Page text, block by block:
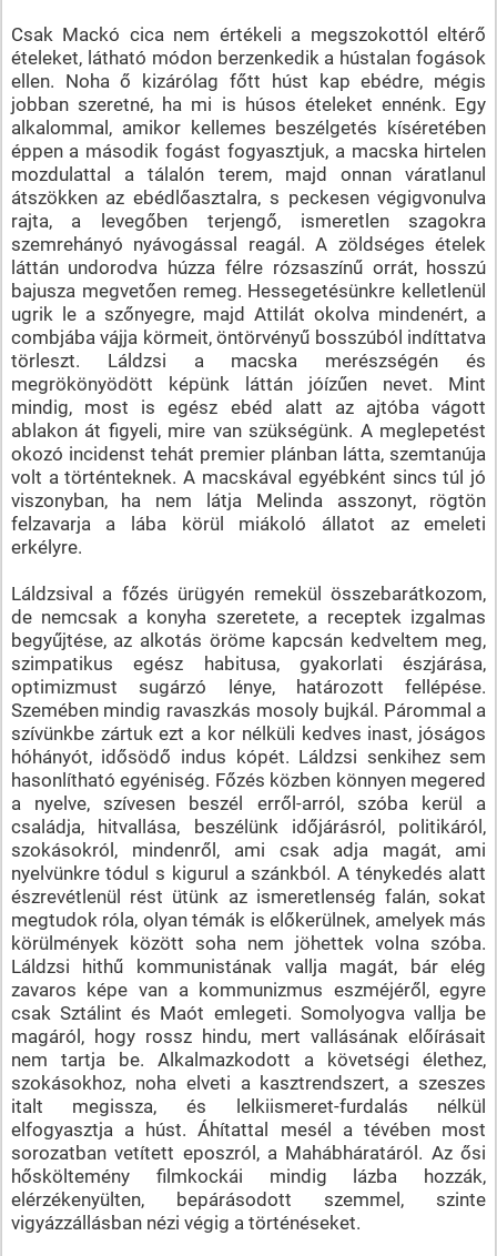
Csak Mackó cica nem értékeli a megszokottól eltérő
ételeket, látható módon berzenkedik a hústalan fogások
ellen. Noha ő kizárólag főtt húst kap ebédre, mégis
jobban szeretné, ha mi is húsos ételeket ennénk. Egy
alkalommal, amikor kellemes beszélgetés kíséretében
éppen a második fogást fogyasztjuk, a macska hirtelen
mozdulattal a tálalón terem, majd onnan váratlanul
átszökken az ebédlőasztalra, s peckesen végigvonulva
rajta, a levegőben terjengő, ismeretlen szagokra
szemrehányó nyávogással reagál. A zöldséges ételek
láttán undorodva húzza félre rózsaszínű orrát, hosszú
bajusza megvetően remeg. Hessegetésünkre kelletlenül
ugrik le a szőnyegre, majd Attilát okolva mindenért, a
combjába vájja körmeit, öntörvényű bosszúból indíttatva
törleszt. Láldzsi a macska merészségén és
megrökönyödött képünk láttán jóízűen nevet. Mint
mindig, most is egész ebéd alatt az ajtóba vágott
ablakon át figyeli, mire van szükségünk. A meglepetést
okozó incidenst tehát premier plánban látta, szemtanúja
volt a történteknek. A macskával egyébként sincs túl jó
viszonyban, ha nem látja Melinda asszonyt, rögtön
felzavarja a lába körül miákoló állatot az emeleti
erkélyre.
Láldzsival a főzés ürügyén remekül összebarátkozom,
de nemcsak a konyha szeretete, a receptek izgalmas
begyűjtése, az alkotás öröme kapcsán kedveltem meg,
szimpatikus egész habitusa, gyakorlati észjárása,
optimizmust sugárzó lénye, határozott fellépése.
Szemében mindig ravaszkás mosoly bujkál. Párommal a
szívünkbe zártuk ezt a kor nélküli kedves inast, jóságos
hóhányót, idősödő indus kópét. Láldzsi senkihez sem
hasonlítható egyéniség. Főzés közben könnyen megered
a nyelve, szívesen beszél erről-arról, szóba kerül a
családja, hitvallása, beszélünk időjárásról, politikáról,
szokásokról, mindenről, ami csak adja magát, ami
nyelvünkre tódul s kigurul a szánkból. A ténykedés alatt
észrevétlenül rést ütünk az ismeretlenség falán, sokat
megtudok róla, olyan témák is előkerülnek, amelyek más
körülmények között soha nem jöhettek volna szóba.
Láldzsi hithű kommunistának vallja magát, bár elég
zavaros képe van a kommunizmus eszméjéről, egyre
csak Sztálint és Maót emlegeti. Somolyogva vallja be
magáról, hogy rossz hindu, mert vallásának előírásait
nem tartja be. Alkalmazkodott a követségi élethez,
szokásokhoz, noha elveti a kasztrendszert, a szeszes
italt megissza, és lelkiismeret-furdalás nélkül
elfogyasztja a húst. Áhítattal mesél a tévében most
sorozatban vetített eposzról, a Mahábháratáról. Az ősi
hősköltemény filmkockái mindig lázba hozzák,
elérzékenyülten, bepárásodott szemmel, szinte
vigyázzállásban nézi végig a történéseket.